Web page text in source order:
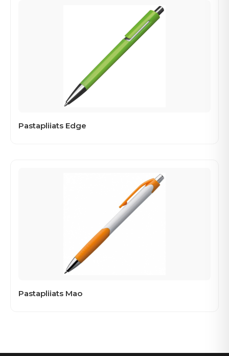
Pastapliiats Edge
Pastapliiats Mao